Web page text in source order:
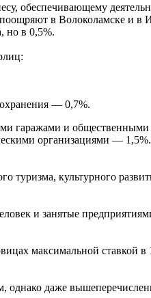
обеспечивающему
в Волоколамске и в
но в 0,5%.
— 0,7%.
гаражами и общественными
организациями —
туризма, культурного
и занятые
максимальной ставкой в
однако даже